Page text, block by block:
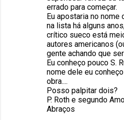
errado para começar.
Eu apostaria no nome
na lista há alguns
crítico sueco está
autores americanos
gente achando que
Eu conheço pouco S.
nome dele eu
obra....
Posso palpitar dois?
P. Roth e segundo
Abraços